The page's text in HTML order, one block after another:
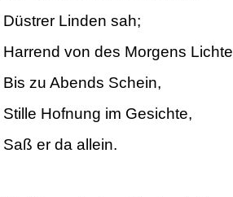
Düstrer Linden sah;
Harrend von des Morgens Lichte
Bis zu Abends Schein,
Stille Hofnung im Gesichte,
Saß er da allein.